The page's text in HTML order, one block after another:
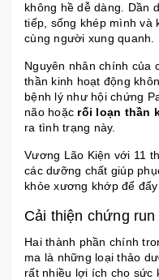
không hề dễ dàng. Dần
tiếp, sống khép mình và
cùng người xung quanh.
Nguyên nhân chính của
thần kinh hoạt động
bệnh lý như hội chứng
não hoặc rối loạn thần
ra tình trạng này.
Vương Lão Kiện với 11
các dưỡng chất giúp
khỏe xương khớp để
Cải thiện chứng run
Hai thành phần chính
ma là những loại thảo
rất nhiều lợi ích cho sức